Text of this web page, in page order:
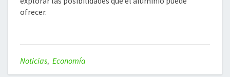
ofrecer.
Noticias, Economía